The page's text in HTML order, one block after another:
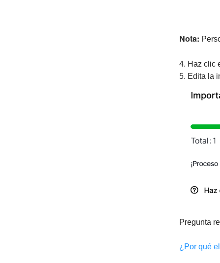
Nota:
4. Haz clic
5. Edita la
Pregunta
¿Por qué